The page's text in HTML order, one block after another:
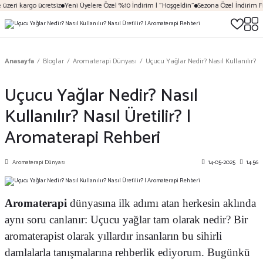
ücretsiz Yeni Üyelere Özel %10 İndirim | "Hoşgeldin" Sezona Özel İndirim Fırsatları
Anasayfa Bloglar Aromaterapi Dünyası Uçucu Yağlar Nedir? Nasıl Kullanılır?
Uçucu Yağlar Nedir? Nasıl
Kullanılır? Nasıl Üretilir? |
Aromaterapi Rehberi
Aromaterapi Dünyası 14-05-2025 14:56
Aromaterapi dünyasına ilk adımı atan herkesin aklında
aynı soru canlanır: Uçucu yağlar tam olarak nedir? Bir
aromaterapist olarak yıllardır insanların bu sihirli
damlalarla tanışmalarına rehberlik ediyorum. Bugünkü